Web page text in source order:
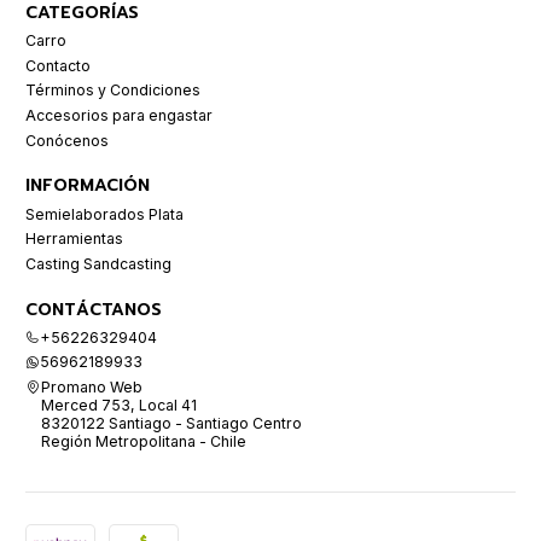
CATEGORÍAS
Carro
Contacto
Términos y Condiciones
Accesorios para engastar
Conócenos
INFORMACIÓN
Semielaborados Plata
Herramientas
Casting Sandcasting
CONTÁCTANOS
+56226329404
56962189933
Promano Web
Merced 753, Local 41
8320122 Santiago - Santiago Centro
Región Metropolitana - Chile